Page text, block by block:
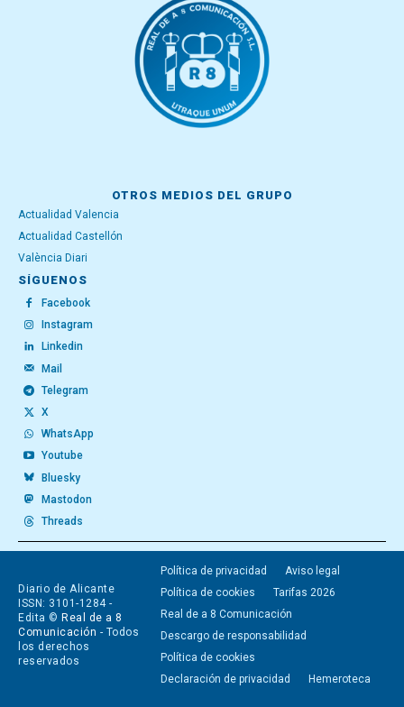
OTROS MEDIOS DEL GRUPO
Actualidad Valencia
Actualidad Castellón
València Diari
SÍGUENOS
Facebook
Instagram
Linkedin
Mail
Telegram
X
WhatsApp
Youtube
Bluesky
Mastodon
Threads
Diario de Alicante
ISSN: 3101-1284 -
Edita © Real de a 8
Comunicación - Todos
los derechos
reservados
Política de privacidad
Aviso legal
Política de cookies
Tarifas 2026
Real de a 8 Comunicación
Descargo de responsabilidad
Política de cookies
Declaración de privacidad
Hemeroteca